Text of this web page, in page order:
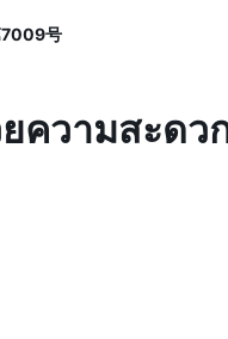
7009号
ความสะดว